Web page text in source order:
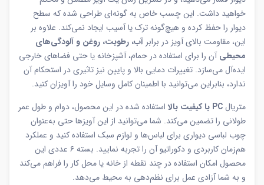
خواهید داشت. این چسب خاص به گونه‌ای طراحی شده که سطح
دیوار را حفظ کرده و هیچ‌گونه ترک یا آسیب ایجاد نمی‌کند. علاوه بر
این، مقاومت بالای آویز در برابر آب، رطوبت، روغن و آلودگی‌های
محیطیآن را برای استفاده در حمام، آشپزخانه یا حتی فضاهای خارجی
ایده‌آل می‌سازد. تغییرات دمایی بالا و پایین نیز تاثیری در استحکام آن
ندارد، بنابراین می‌توانید با اطمینان کامل وسایل خود را آویزان کنید.
متریالPC با کیفیت بالا
استفاده شده در این محصول، دوام و طول عمر
طولانی را تضمین می‌کند. شما می‌توانید از این آویزها حتی به‌عنوان
چوب لباسی دیواری برای لباس‌ها و لوازم سبک استفاده کنید و عملکرد
هم‌زمان کاربردی و دکوراتیو آن را تجربه نمایید. بسته ۶ عددی این
محصول امکان استفاده در چند نقطه از خانه یا محل کار را فراهم می‌کند
و به شما آزادی عمل برای نظم‌دهی به محیط می‌دهد.